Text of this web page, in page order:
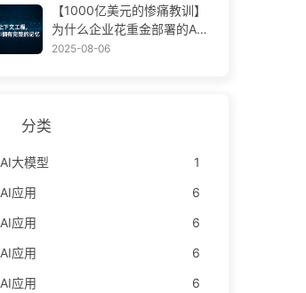
学AI170
【1000亿美元的惨痛教训】
为什么企业花重金部署的AI
助手，总在关键时刻“失
2025-08-06
分类
AI大模型
1
AI应用
6
AI应用
6
AI应用
6
AI应用
6